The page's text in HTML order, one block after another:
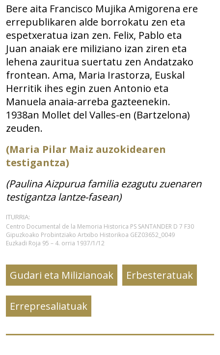
Bere aita Francisco Mujika Amigorena ere
errepublikaren alde borrokatu zen eta
espetxeratua izan zen. Felix, Pablo eta
Juan anaiak ere miliziano izan ziren eta
lehena zauritua suertatu zen Andatzako
frontean. Ama, Maria Irastorza, Euskal
Herritik ihes egin zuen Antonio eta
Manuela anaia-arreba gazteenekin.
1938an Mollet del Valles-en (Bartzelona)
zeuden.
(Maria Pilar Maiz auzokidearen
testigantza)
(Paulina Aizpurua familia ezagutu zuenaren
testigantza lantze-fasean)
ITURRIA:
Centro Documental de la Memoria Historica PS SANTANDER D 7 F30
Gipuzkoako Probintziako Artxibo Historikoa GEZ03652_0049
Euzkadi Roja 95 – 4. orria 1937/1/12
Gudari eta Milizianoak Erbesteratuak
Errepresaliatuak